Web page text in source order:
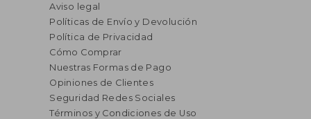
Aviso legal
Políticas de Envío y Devolución
Política de Privacidad
Cómo Comprar
Nuestras Formas de Pago
Opiniones de Clientes
Seguridad Redes Sociales
Términos y Condiciones de Uso